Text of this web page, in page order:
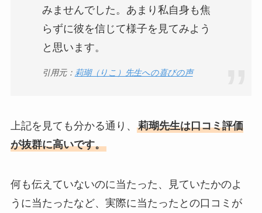
みませんでした。あまり私自身も焦
らずに彼を信じて様子を見てみよう
と思います。
引用元： 莉瑚（りこ）先生への喜びの声
上記を見ても分かる通り、 莉瑚先生は口コミ評価
が抜群に高いです。
何も伝えていないのに当たった、見ていたかのよ
うに当たったなど、実際に当たったとの口コミが